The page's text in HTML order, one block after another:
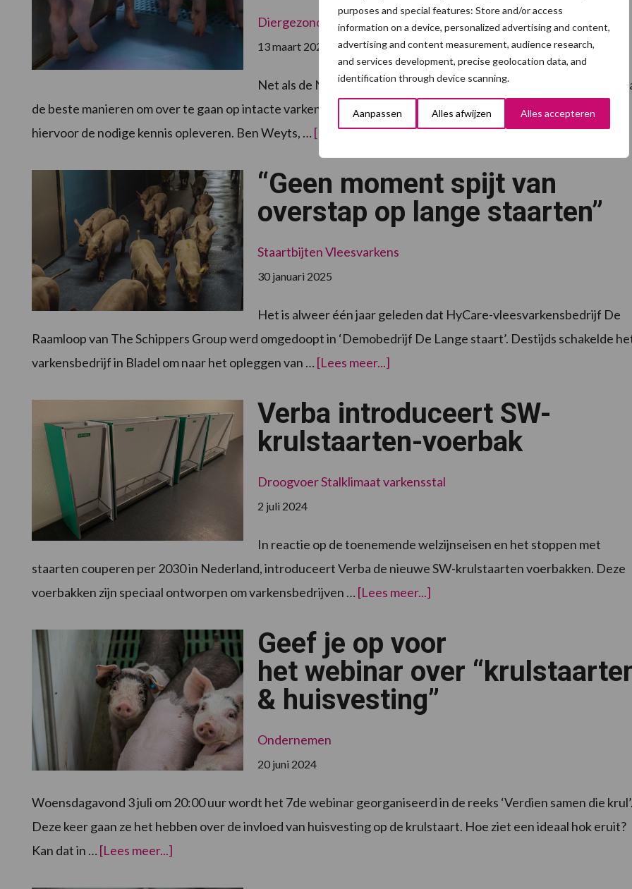
purposes and special features: Store and/or access
information on a device, personalized advertising and content,
advertising and content measurement, audience research,
and services development, precise geolocation data, and
identification through device scanning.
Aanpassen Alles afwijzen Alles accepteren
DiergezondheidOndernemen
13 maart 2025
Net als de Nederlandse varkenssector kijkt men ook in Vlaanderen
de beste manieren om over te gaan op intacte varkensstaarten. Het driejarige VARKSTAART-project moet
hiervoor de nodige kennis opleveren. Ben Weyts, … [Lees meer...]overLange
in
zo
pakken
zuiderburen
het
“Geen moment spijt van
overstap op lange staarten”
StaartbijtenVleesvarkens
30 januari 2025
Het is alweer één jaar geleden dat HyCare-vleesvarkensbedrijf De
Raamloop van The Schippers Group werd omgedoopt in ‘Demobedrijf De Lange staart’. Destijds schakelde
varkensbedrijf in Bladel om naar het opleggen van … [Lees meer...]over“Geen
moment
overstap
op
staarten”
Verba introduceert SW-
krulstaarten-voerbak
DroogvoerStalklimaat varkensstal
2 juli 2024
In reactie op de toenemende welzijnseisen en het stoppen met
staarten couperen per 2030 in Nederland, introduceert Verba de nieuwe SW-krulstaarten voerbakken. Deze
voerbakken zijn speciaal ontworpen om varkensbedrijven … [Lees meer...]overVerba
introduceert
voerbak
Geef je op voor
het webinar over
& huisvesting”
Ondernemen
20 juni 2024
Woensdagavond 3 juli om 20:00 uur wordt het 7de webinar georganiseerd in de reeks ‘Verdien samen die
Deze keer gaan ze het hebben over de invloed van huisvesting op de krulstaart. Hoe ziet een ideaal hok eruit?
Kan dat in … [Lees meer...]overGeef
je